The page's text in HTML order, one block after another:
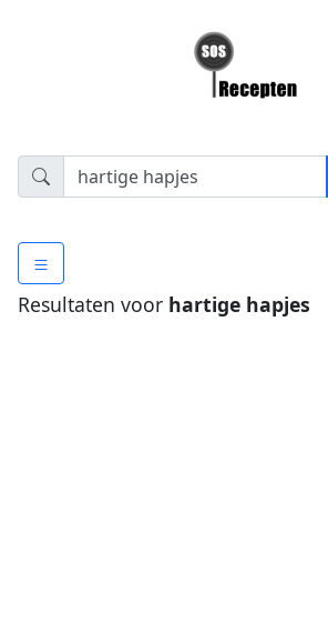
Resultaten voor hartige hapjes